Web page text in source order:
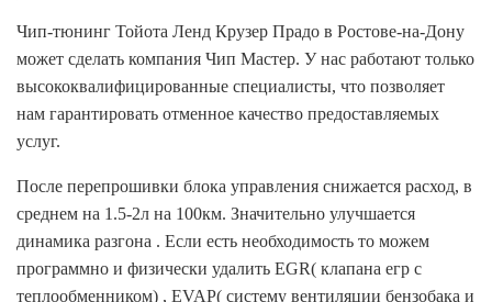
Чип-тюнинг Тойота Ленд Крузер Прадо в Ростове-на-Дону
может сделать компания Чип Мастер. У нас работают только
высококвалифицированные специалисты, что позволяет
нам гарантировать отменное качество предоставляемых
услуг.
После перепрошивки блока управления снижается расход, в
среднем на 1.5-2л на 100км. Значительно улучшается
динамика разгона . Если есть необходимость то можем
программно и физически удалить EGR( клапана егр с
теплообменником) , EVAP( систему вентиляции бензобака и